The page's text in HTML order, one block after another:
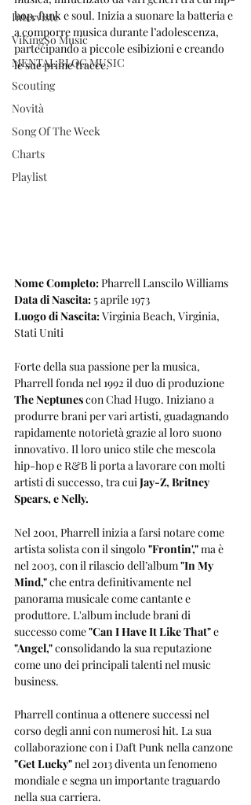
Interviste
ViKingSo Music
MENTAL BLOG MUSIC
Scouting
Novità
Song Of The Week
Charts
Playlist
hop, funk e soul. Inizia a suonare la batteria e
a comporre musica durante l’adolescenza,
partecipando a piccole esibizioni e creando
le sue prime tracce.
Nome Completo: Pharrell Lanscilo Williams
Data di Nascita: 5 aprile 1973
Luogo di Nascita: Virginia Beach, Virginia,
Stati Uniti
Forte della sua passione per la musica,
Pharrell fonda nel 1992 il duo di produzione
The Neptunes con Chad Hugo. Iniziano a
produrre brani per vari artisti, guadagnando
rapidamente notorietà grazie al loro suono
innovativo. Il loro unico stile che mescola
hip-hop e R&B li porta a lavorare con molti
artisti di successo, tra cui Jay-Z, Britney
Spears, e Nelly.
Nel 2001, Pharrell inizia a farsi notare come
artista solista con il singolo "Frontin'," ma è
nel 2003, con il rilascio dell’album "In My
Mind," che entra definitivamente nel
panorama musicale come cantante e
produttore. L'album include brani di
successo come "Can I Have It Like That" e
"Angel," consolidando la sua reputazione
come uno dei principali talenti nel music
business.
Pharrell continua a ottenere successi nel
corso degli anni con numerosi hit. La sua
collaborazione con i Daft Punk nella canzone
"Get Lucky" nel 2013 diventa un fenomeno
mondiale e segna un importante traguardo
nella sua carriera.